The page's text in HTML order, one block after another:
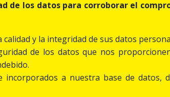
de los datos para corroborar el
y la integridad de sus datos
de los datos que nos
a nuestra base de datos,